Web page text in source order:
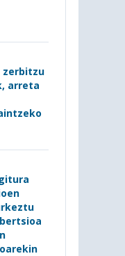
zerbitzu
arreta